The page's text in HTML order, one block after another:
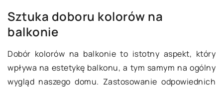
Sztuka doboru kolorów na
balkonie
Dobór kolorów na balkonie to istotny aspekt, który
wpływa na estetykę balkonu, a tym samym na ogólny
wygląd naszego domu. Zastosowanie odpowiednich